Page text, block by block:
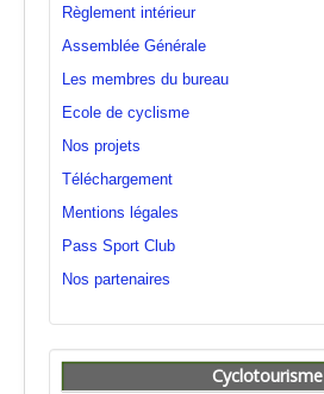
Règlement intérieur
Assemblée Générale
Les membres du bureau
Ecole de cyclisme
Nos projets
Téléchargement
Mentions légales
Pass Sport Club
Nos partenaires
Cyclotourisme